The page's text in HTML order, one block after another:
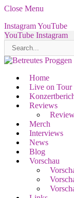
Close Menu
InstagramYouTube
YouTube Instagram
Home
Live on Tour
Reviews
Merch
Interviews
News
Blog
Vorschau